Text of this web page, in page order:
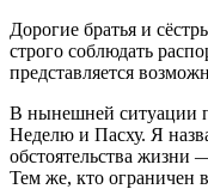
Дорогие братья и
строго соблюдать
представляется
В нынешней ситуации
Неделю и Пасху. Я
обстоятельства жизни
Тем же, кто ограничен